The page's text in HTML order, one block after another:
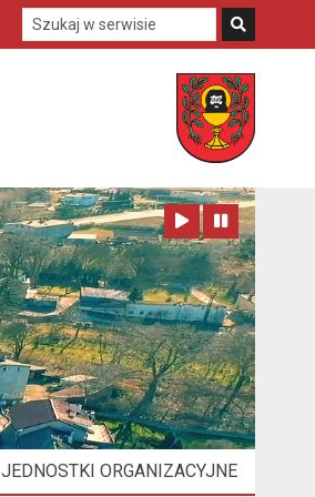
JEDNOSTKI ORGANIZACYJNE